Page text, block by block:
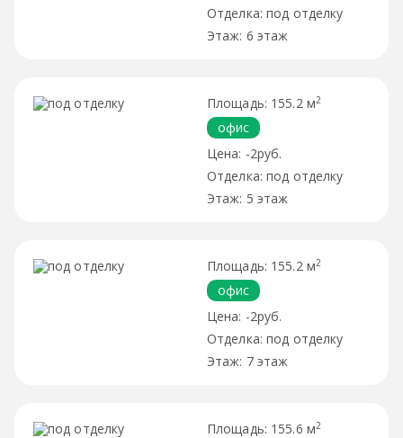
под отделку
6 этаж
155.2 м2
офис
-2руб.
под отделку
5 этаж
155.2 м2
офис
-2руб.
под отделку
7 этаж
155.6 м2